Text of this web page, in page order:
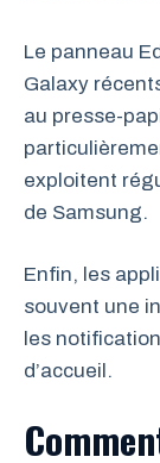
Le panneau
Galaxy
au presse-
exploitent
de Samsung.
Enfin, les
souvent une
les
d’accueil.